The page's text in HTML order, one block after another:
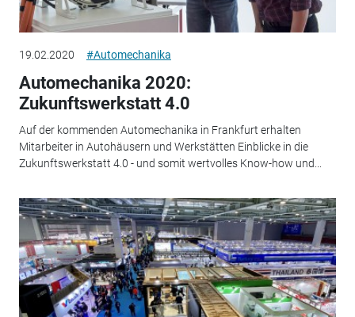
19.02.2020 #Automechanika
Automechanika 2020:
Zukunftswerkstatt 4.0
Auf der kommenden Automechanika in Frankfurt erhalten
Mitarbeiter in Autohäusern und Werkstätten Einblicke in die
Zukunftswerkstatt 4.0 - und somit wertvolles Know-how und...